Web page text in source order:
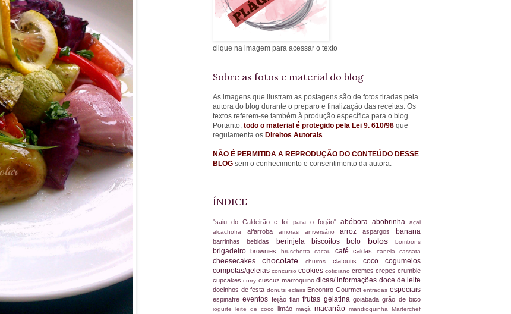
clique na imagem para acessar o texto
Sobre as fotos e material do blog
As imagens que ilustram as postagens são de fotos tiradas pela
autora do blog durante o preparo e finalização das receitas. Os
textos referem-se também à produção específica para o blog.
Portanto, todo o material é protegido pela Lei 9. 610/98 que
regulamenta os Direitos Autorais.
NÃO É PERMITIDA A REPRODUÇÃO DO CONTEÚDO DESSE
BLOG sem o conhecimento e consentimento da autora.
ÍNDICE
"saiu do Caldeirão e foi para o fogão" abóbora abobrinhaaçai
alcachofra alfarroba amoras aniversárioarrozaspargos banana
barrinhasbebidas berinjela biscoitos bolo bolosbombons
brigadeirobrownies bruschetta cacaucafécaldas canelacassata
cheesecakeschocolatechurros clafoutis cococogumelos
compotas/geleias concurso cookies cotidiano cremes crepes crumble
cupcakescurry cuscuz marroquino dicas/ informações doce de leite
docinhos de festa donuts eclairs Encontro Gourmetentradas especiais
espinafreeventos feijãoflanfrutas gelatinagoiabadagrão de bico
iogurte leite de coco limão maçã macarrão mandioquinha Marterchef